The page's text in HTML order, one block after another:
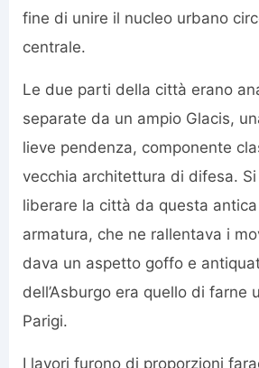
fine di unire il nucleo urbano
centrale.
Le due parti della città erano
separate da un ampio Glacis,
lieve pendenza, componente
vecchia architettura di difesa.
liberare la città da questa
armatura, che ne rallentava i
dava un aspetto goffo e
dell’Asburgo era quello di farne
Parigi.
I lavori furono di proporzioni